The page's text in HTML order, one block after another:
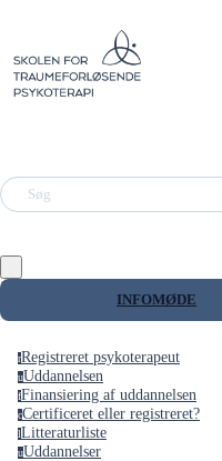
Søg
INFOMØDE
rRegistreret psykoterapeut
uUddannelsen
fFinansiering af uddannelsen
cCertificeret eller registreret?
lLitteraturliste
uUddannelser